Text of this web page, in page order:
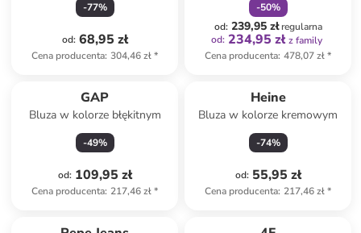
-77%
od: 68,95 zł
Cena producenta: 304,46 zł*
-50%
od: 239,95 złregularna
od: 234,95 zł z family
Cena producenta: 478,07 zł*
GAP
Bluza w kolorze błękitnym
-49%
od: 109,95 zł
Cena producenta: 217,46 zł*
Heine
Bluza w kolorze kremowym
-74%
od: 55,95 zł
Cena producenta: 217,46 zł*